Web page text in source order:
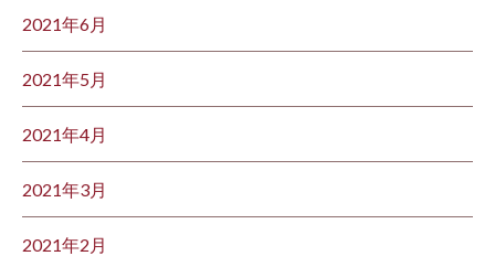
2021年6月
2021年5月
2021年4月
2021年3月
2021年2月